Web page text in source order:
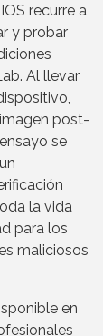
recurre a
y probar
Al llevar
post-
se
la vida
para los
maliciosos
en